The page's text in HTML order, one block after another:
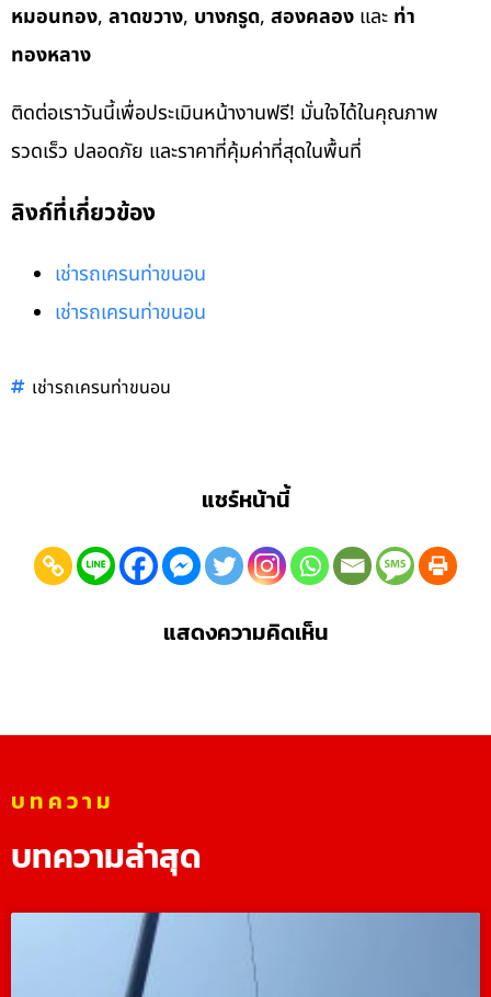
หมอนทอง, ลาดขวาง, บางกรูด, สองคลอง และ ท่า
ทองหลาง
ติดต่อเราวันนี้เพื่อประเมินหน้างานฟรี! มั่นใจได้ในคุณภาพ
รวดเร็ว ปลอดภัย และราคาที่คุ้มค่าที่สุดในพื้นที่
ลิงก์ที่เกี่ยวข้อง
เช่ารถเครนท่าขนอน
เช่ารถเครนท่าขนอน
เช่ารถเครนท่าขนอน
แชร์หน้านี้
แสดงความคิดเห็น
บทความ
บทความล่าสุด